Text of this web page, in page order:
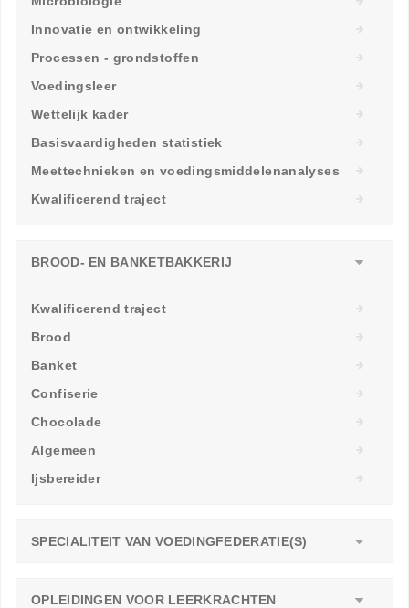
Innovatie en ontwikkeling
Processen - grondstoffen
Voedingsleer
Wettelijk kader
Basisvaardigheden statistiek
Meettechnieken en voedingsmiddelenanalyses
Kwalificerend traject
BROOD- EN BANKETBAKKERIJ
Kwalificerend traject
Brood
Banket
Confiserie
Chocolade
Algemeen
Ijsbereider
SPECIALITEIT VAN VOEDINGFEDERATIE(S)
OPLEIDINGEN VOOR LEERKRACHTEN